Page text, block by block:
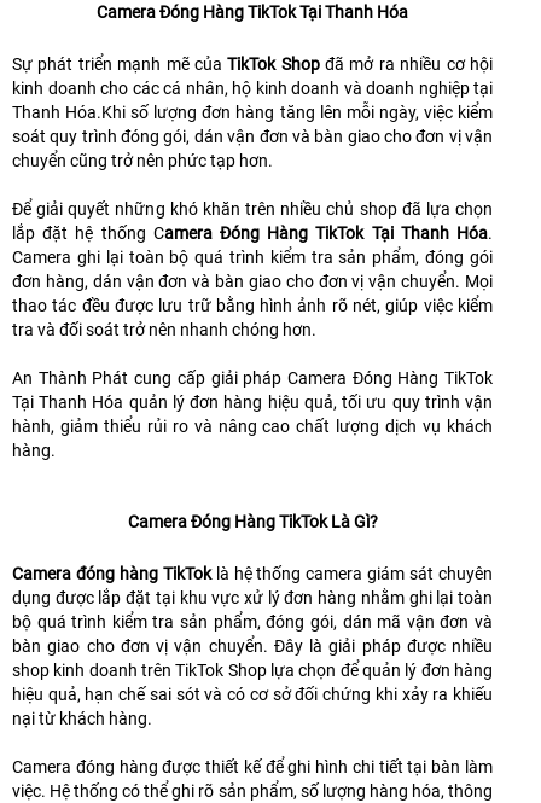
Camera Đóng Hàng TikTok Tại Thanh Hóa
Sự phát triển mạnh mẽ củaTikTok Shopđã mở ra nhiều cơ hội
kinh doanh cho các cá nhân, hộ kinh doanh và doanh nghiệp tại
Thanh Hóa.Khi số lượng đơn hàng tăng lên mỗi ngày, việc kiểm
soát quy trình đóng gói, dán vận đơn và bàn giao cho đơn vị vận
chuyển cũng trở nên phức tạp hơn.
Để giải quyết những khó khăn trên nhiều chủ shop đã lựa chọn
lắp đặt hệ thống Camera Đóng Hàng TikTok Tại Thanh Hóa.
Camera ghi lại toàn bộ quá trình kiểm tra sản phẩm, đóng gói
đơn hàng, dán vận đơn và bàn giao cho đơn vị vận chuyển. Mọi
thao tác đều được lưu trữ bằng hình ảnh rõ nét, giúp việc kiểm
tra và đối soát trở nên nhanh chóng hơn.
An Thành Phát cung cấp giải pháp Camera Đóng Hàng TikTok
Tại Thanh Hóa quản lý đơn hàng hiệu quả, tối ưu quy trình vận
hành, giảm thiểu rủi ro và nâng cao chất lượng dịch vụ khách
hàng.
Camera Đóng Hàng TikTok Là Gì?
Camera đóng hàng TikToklà hệ thống camera giám sát chuyên
dụng được lắp đặt tại khu vực xử lý đơn hàng nhằm ghi lại toàn
bộ quá trình kiểm tra sản phẩm, đóng gói, dán mã vận đơn và
bàn giao cho đơn vị vận chuyển. Đây là giải pháp được nhiều
shop kinh doanh trên TikTok Shop lựa chọn để quản lý đơn hàng
hiệu quả, hạn chế sai sót và có cơ sở đối chứng khi xảy ra khiếu
nại từ khách hàng.
Camera đóng hàng được thiết kế để ghi hình chi tiết tại bàn làm
việc. Hệ thống có thể ghi rõ sản phẩm, số lượng hàng hóa, thông